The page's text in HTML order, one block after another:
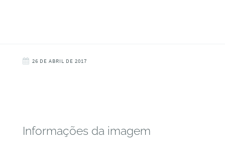
26 DE ABRIL DE 2017
Informações da imagem